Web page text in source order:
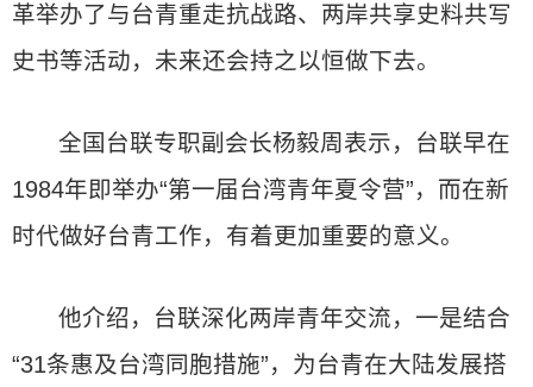
革举办了与台青重走抗战路、两岸共享史料共写
史书等活动，未来还会持之以恒做下去。
全国台联专职副会长杨毅周表示，台联早在
1984年即举办“第一届台湾青年夏令营”，而在新
时代做好台青工作，有着更加重要的意义。
他介绍，台联深化两岸青年交流，一是结合
“31条惠及台湾同胞措施”，为台青在大陆发展搭